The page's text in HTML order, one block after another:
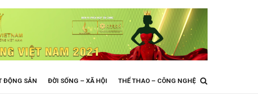
ĐỘNG SẢN ĐỜI SỐNG – XÃ HỘI THỂ THAO – CÔNG NGHỆ